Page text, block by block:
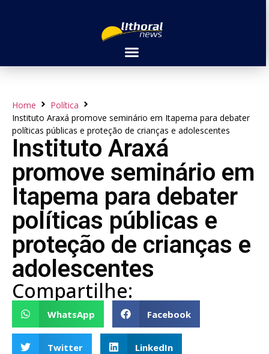
Home
Política
Instituto Araxá promove seminário em Itapema para debater
políticas públicas e proteção de crianças e adolescentes
Instituto Araxá
promove seminário em
Itapema para debater
políticas públicas e
proteção de crianças e
adolescentes
Compartilhe:
WhatsApp Facebook
Twitter LinkedIn